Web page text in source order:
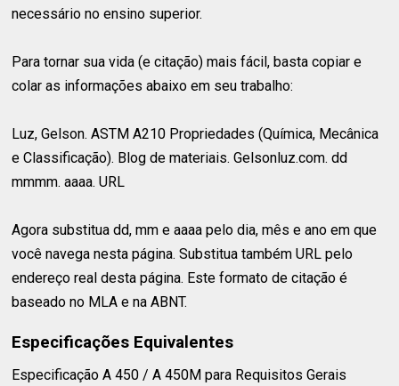
necessário no ensino superior.
Para tornar sua vida (e citação) mais fácil, basta copiar e
colar as informações abaixo em seu trabalho:
Luz, Gelson. ASTM A210 Propriedades (Química, Mecânica
e Classificação). Blog de materiais. Gelsonluz.com. dd
mmmm. aaaa. URL
Agora substitua dd, mm e aaaa pelo dia, mês e ano em que
você navega nesta página. Substitua também URL pelo
endereço real desta página. Este formato de citação é
baseado no MLA e na ABNT.
Especificações Equivalentes
Especificação A 450 / A 450M para Requisitos Gerais⁣